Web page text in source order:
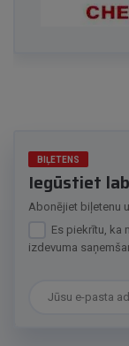
BIĻETENS
Iegūstiet
Abonējiet biļetenu
Es piekrītu, ka
izdevuma